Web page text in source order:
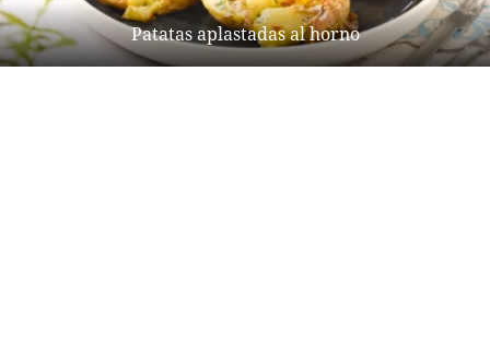
Patatas aplastadas al horno